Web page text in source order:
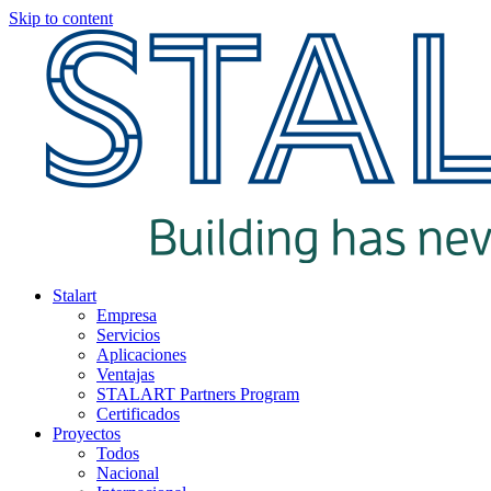
Skip to content
Stalart
Empresa
Servicios
Aplicaciones
Ventajas
STALART Partners Program
Certificados
Proyectos
Todos
Nacional